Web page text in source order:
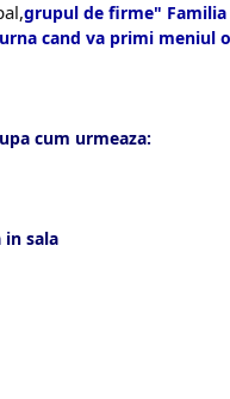
grupul de firme"
cand va primi meniul
cum urmeaza:
sala